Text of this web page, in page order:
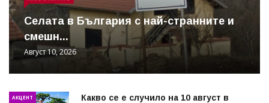
Cелата в България с най-странните и
смешн...
Август 10, 2026
АКЦЕНТ
Какво се е случило на 10 август в